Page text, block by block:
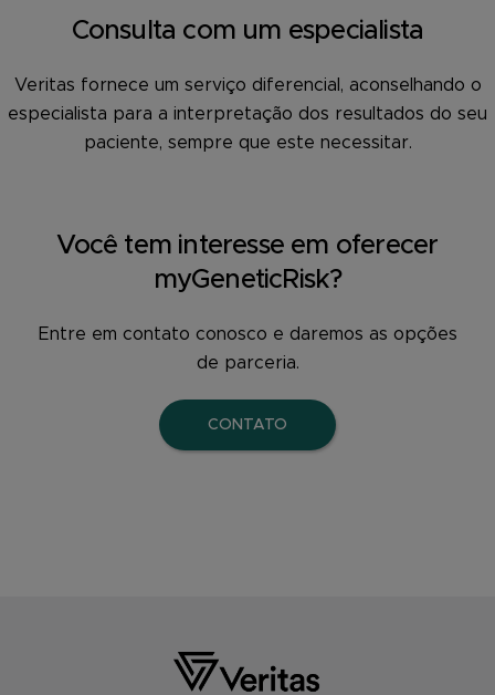
Consulta com um especialista
Veritas fornece um serviço diferencial, aconselhando o
especialista para a interpretação dos resultados do seu
paciente, sempre que este necessitar.
Você tem interesse em oferecer
myGeneticRisk?
Entre em contato conosco e daremos as opções
de parceria.
CONTATO